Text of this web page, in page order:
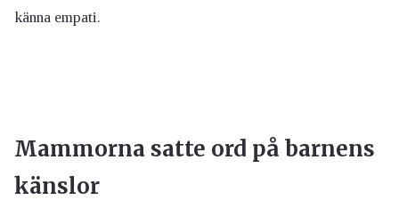
känna empati.
Mammorna satte ord på barnens
känslor